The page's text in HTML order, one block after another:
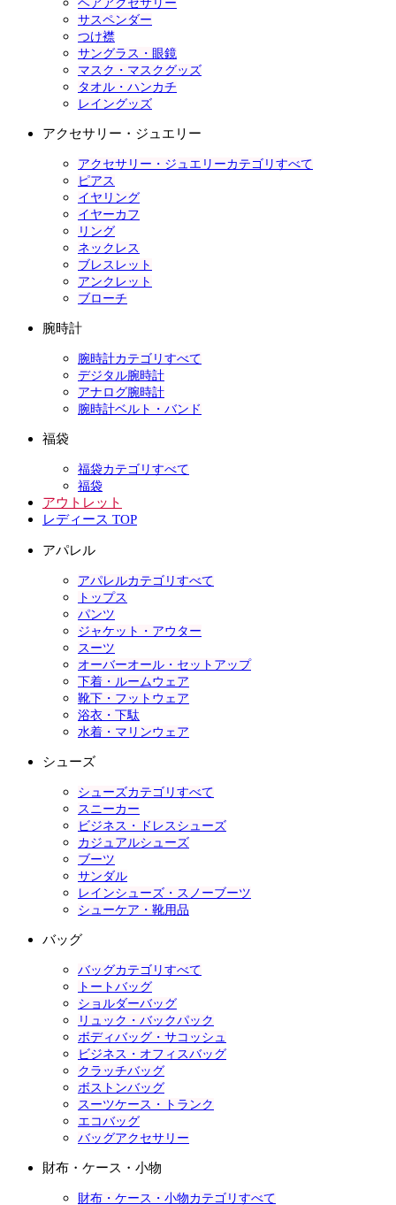
ヘアアクセサリー
サスペンダー
つけ襟
サングラス・眼鏡
マスク・マスクグッズ
タオル・ハンカチ
レイングッズ
アクセサリー・ジュエリー
アクセサリー・ジュエリーカテゴリすべて
ピアス
イヤリング
イヤーカフ
リング
ネックレス
ブレスレット
アンクレット
ブローチ
腕時計
腕時計カテゴリすべて
デジタル腕時計
アナログ腕時計
腕時計ベルト・バンド
福袋
福袋カテゴリすべて
福袋
アウトレット
レディース TOP
アパレル
アパレルカテゴリすべて
トップス
パンツ
ジャケット・アウター
スーツ
オーバーオール・セットアップ
下着・ルームウェア
靴下・フットウェア
浴衣・下駄
水着・マリンウェア
シューズ
シューズカテゴリすべて
スニーカー
ビジネス・ドレスシューズ
カジュアルシューズ
ブーツ
サンダル
レインシューズ・スノーブーツ
シューケア・靴用品
バッグ
バッグカテゴリすべて
トートバッグ
ショルダーバッグ
リュック・バックパック
ボディバッグ・サコッシュ
ビジネス・オフィスバッグ
クラッチバッグ
ボストンバッグ
スーツケース・トランク
エコバッグ
バッグアクセサリー
財布・ケース・小物
財布・ケース・小物カテゴリすべて